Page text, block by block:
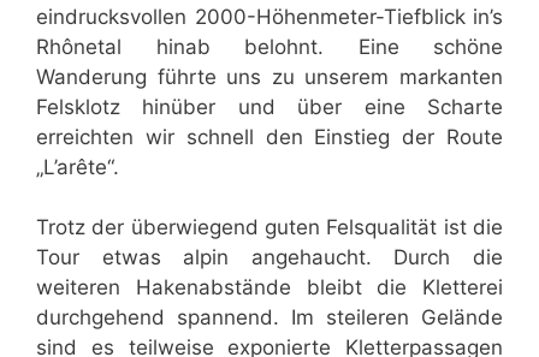
eindrucksvollen 2000-Höhenmeter-Tiefblick in’s
Rhônetal hinab belohnt. Eine schöne
Wanderung führte uns zu unserem markanten
Felsklotz hinüber und über eine Scharte
erreichten wir schnell den Einstieg der Route
„L’arête“.
Trotz der überwiegend guten Felsqualität ist die
Tour etwas alpin angehaucht. Durch die
weiteren Hakenabstände bleibt die Kletterei
durchgehend spannend. Im steileren Gelände
sind es teilweise exponierte Kletterpassagen